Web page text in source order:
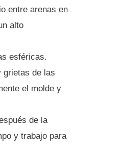
entre arenas en
alto
esféricas.
grietas de las
el molde y
de la
y trabajo para